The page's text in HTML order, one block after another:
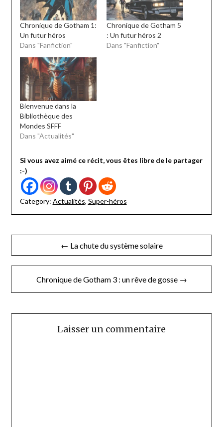
Chronique de Gotham 1:
Un futur héros
Dans "Fanfiction"
Chronique de Gotham 5
: Un futur héros 2
Dans "Fanfiction"
Bienvenue dans la
Bibliothèque des
Mondes SFFF
Dans "Actualités"
Si vous avez aimé ce récit, vous êtes libre de le partager
:-)
Category: Actualités, Super-héros
Navigation
de
l’article
← La chute du système solaire
Chronique de Gotham 3 : un rêve de gosse →
Laisser un commentaire